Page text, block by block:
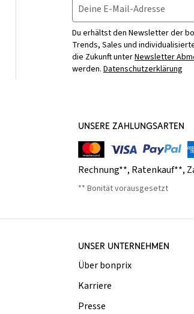
Deine E-Mail-Adresse
Du erhältst den Newsletter der
Trends, Sales und
die Zukunft unterNewsletter
werden. Datenschutzerklärung
UNSERE ZAHLUNGSARTEN
Rechnung**, Ratenkauf**,
** Bonität vorausgesetzt
UNSER UNTERNEHMEN
Über bonprix
Karriere
Presse